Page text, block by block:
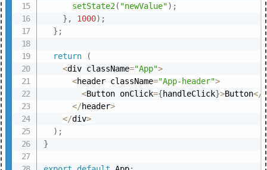
setState2( "newValue") ;
} , 1000) ;
} ;
return
(
<div className="App">
<header className="App-header">
<Button onClick={handleClick}>Button</
</header>
</div>
) ;
}